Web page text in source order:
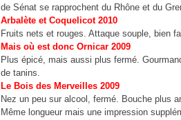
de Sénat se rapprochent du Rhône et du
Arbalète et Coquelicot 2010
Fruits nets et rouges. Attaque souple, bien
Mais où est donc Ornicar 2009
Plus épicé, mais aussi plus fermé.
de tanins.
Le Bois des Merveilles 2009
Nez un peu sur alcool, fermé. Bouche plus
Même longueur mais une impression